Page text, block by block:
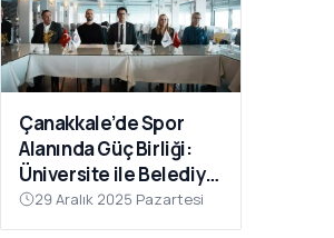
Çanakkale’de Spor
Alanında Güç Birliği:
Üniversite ile Belediye
Kulüpleri İş Birliği Yaptı
29 Aralık 2025 Pazartesi